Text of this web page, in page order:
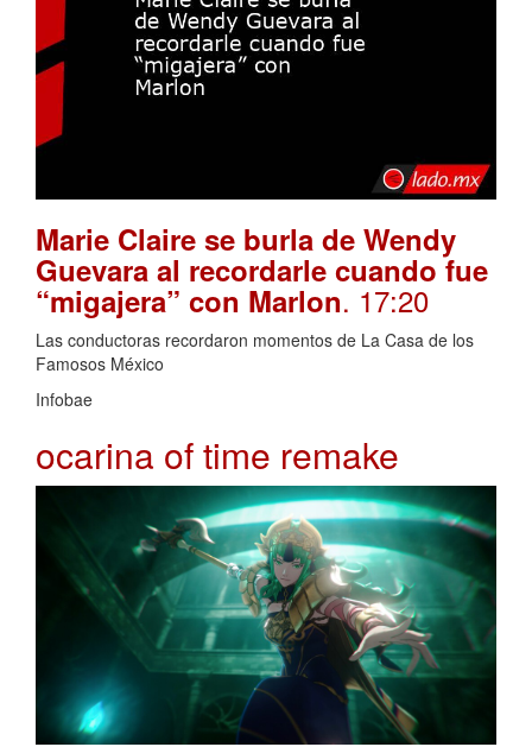
Marie Claire se burla de Wendy
Guevara al recordarle cuando fue
“migajera” con Marlon. 17:20
Las conductoras recordaron momentos de La Casa de los
Famosos México
Infobae
ocarina of time remake